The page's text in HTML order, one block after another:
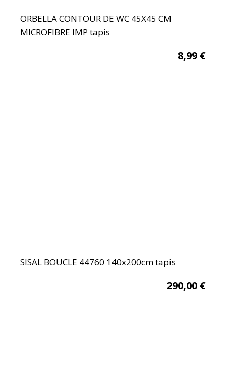
ORBELLA CONTOUR DE WC 45X45 CM
MICROFIBRE IMP tapis
8,99 €
SISAL BOUCLE 44760 140x200cm tapis
290,00 €